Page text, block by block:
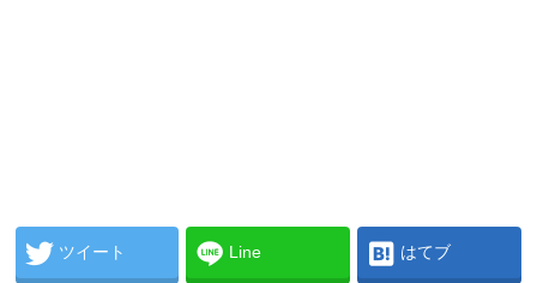
ツイート Line はてブ